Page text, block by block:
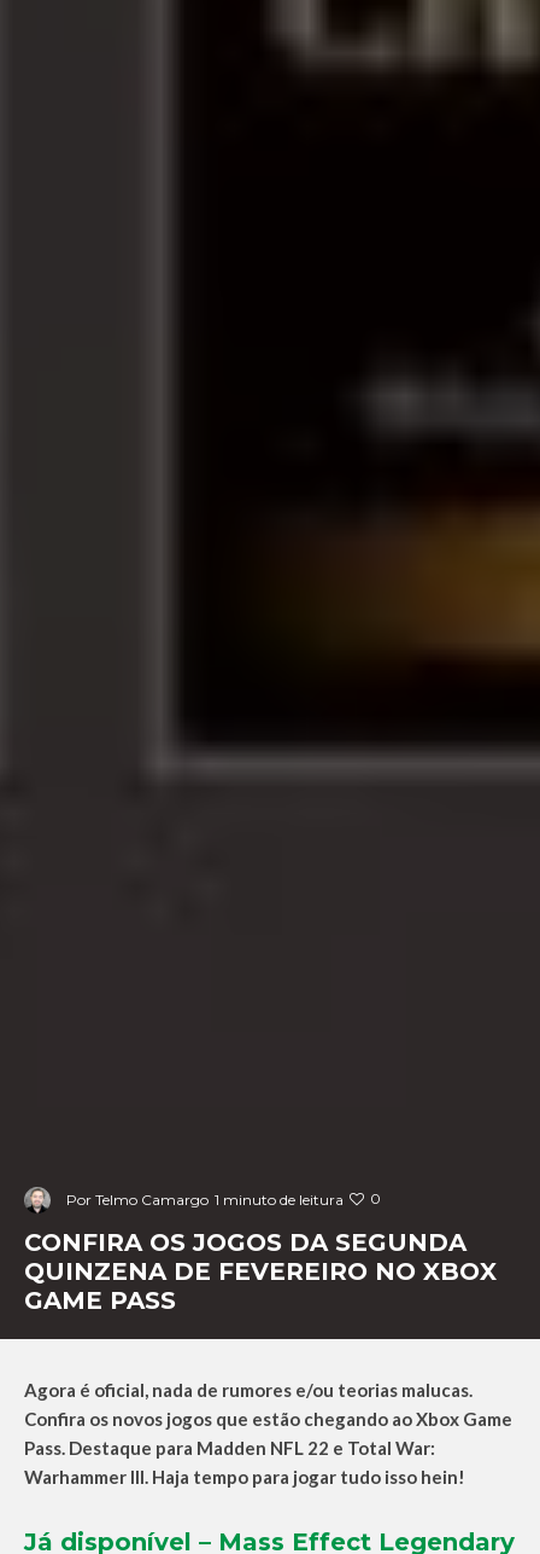
Por Telmo Camargo 1 minuto de leitura 0
CONFIRA OS JOGOS DA SEGUNDA
QUINZENA DE FEVEREIRO NO XBOX
GAME PASS
Agora é oficial, nada de rumores e/ou teorias malucas.
Confira os novos jogos que estão chegando ao Xbox Game
Pass. Destaque para Madden NFL 22 e Total War:
Warhammer III. Haja tempo para jogar tudo isso hein!
Já disponível – Mass Effect Legendary